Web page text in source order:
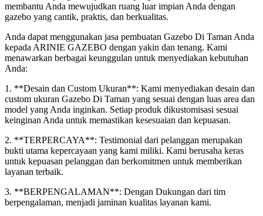
membantu Anda mewujudkan ruang luar impian Anda dengan
gazebo yang cantik, praktis, dan berkualitas.
Anda dapat menggunakan jasa pembuatan Gazebo Di Taman Anda
kepada ARINIE GAZEBO dengan yakin dan tenang. Kami
menawarkan berbagai keunggulan untuk menyediakan kebutuhan
Anda:
1. **Desain dan Custom Ukuran**: Kami menyediakan desain dan
custom ukuran Gazebo Di Taman yang sesuai dengan luas area dan
model yang Anda inginkan. Setiap produk dikustomisasi sesuai
keinginan Anda untuk memastikan kesesuaian dan kepuasan.
2. **TERPERCAYA**: Testimonial dari pelanggan merupakan
bukti utama kepercayaan yang kami miliki. Kami berusaha keras
untuk kepuasan pelanggan dan berkomitmen untuk memberikan
layanan terbaik.
3. **BERPENGALAMAN**: Dengan Dukungan dari tim
berpengalaman, menjadi jaminan kualitas layanan kami.